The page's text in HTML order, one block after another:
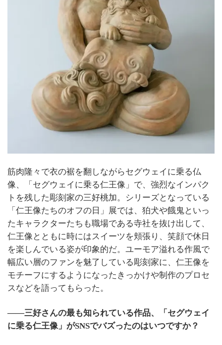
筋肉隆々で衣の裾を翻しながらセグウェイに乗る仏
像、「セグウェイに乗る仁王像」で、強烈なインパク
トを残した彫刻家の三好桃加。シリーズとなっている
「仁王像たちのオフの日」展では、狛犬や餓鬼といっ
たキャラクターたちも職場である寺社を抜け出して、
仁王像とともに時にはスイーツを頬張り、笑顔で休日
を楽しんでいる姿が印象的だ。ユーモア溢れる作風で
幅広い層のファンを魅了している彫刻家に、仁王像を
モチーフにするようになったきっかけや制作のプロセ
スなどを語ってもらった。
――三好さんの最も知られている作品、「セグウェイ
に乗る仁王像」がSNSでバズったのはいつですか？